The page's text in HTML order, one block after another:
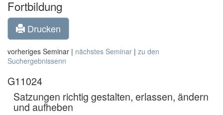
Fortbildung
Drucken
vorheriges Seminar | nächstes Seminar | zu den
Suchergebnissenn
G11024
Satzungen richtig gestalten, erlassen, ändern
und aufheben